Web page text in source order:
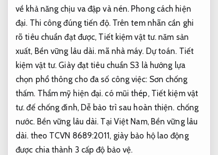
về khả năng chịu va đập và nén. Phong cách hiện
đại. Thi công đúng tiến độ.Trên tem nhãn cần ghi
rõ tiêu chuẩn đạt được, Tiết kiệm vật tư. năm sản
xuất, Bền vững lâu dài. mã nhà máy. Dự toán. Tiết
kiệm vật tư. Giày đạt tiêu chuẩn S3 là hướng lựa
chọn phổ thông cho đa số công việc: Sơn chống
thấm. Thẩm mỹ hiện đại. có mũi thép, Tiết kiệm vật
tư. đế chống đinh, Dễ bảo trì sau hoàn thiện. chống
nước. Bền vững lâu dài. Tại Việt Nam, Bền vững lâu
dài. theo TCVN 8689:2011, giày bảo hộ lao động
được chia thành 3 cấp độ bảo vệ.